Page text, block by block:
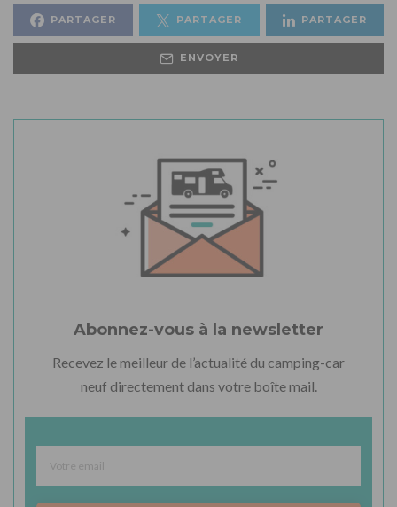
PARTAGER PARTAGER PARTAGER
ENVOYER
Abonnez-vous à la newsletter
Recevez le meilleur de l’actualité du camping-car
neuf directement dans votre boîte mail.